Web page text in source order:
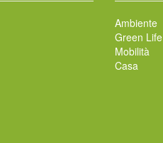
Ambiente
Green Life
Mobilità
Casa